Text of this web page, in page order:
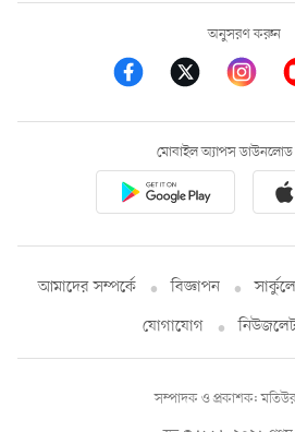
অনুসরণ করুন
মোবাইল অ্যাপস
আমাদের সম্পর্কে বিজ্ঞাপন
যোগাযোগ
সম্পাদক ও প্রকাশক: